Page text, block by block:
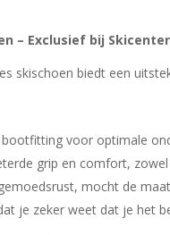
– Exclusief bij
skischoen biedt een
bootfitting voor optimale
grip en comfort,
mocht de
je zeker weet dat je het